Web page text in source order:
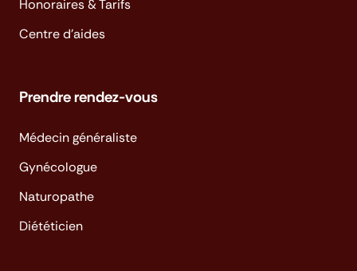
Honoraires & Tarifs
Centre d'aides
Prendre rendez-vous
Médecin généraliste
Gynécologue
Naturopathe
Diététicien